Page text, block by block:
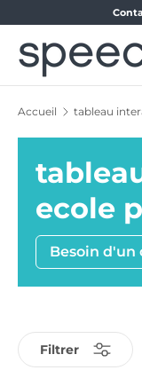
Recherche
Accueil tableau
ecole
Besoin d'un
Filtrer